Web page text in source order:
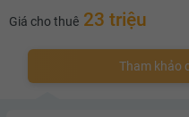
Giá cho thuê 23 triệu
Tham khảo